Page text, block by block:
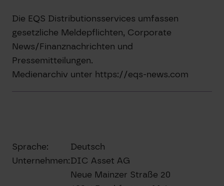
Die EQS Distributionsservices umfassen
gesetzliche Meldepflichten, Corporate
News/Finanznachrichten und
Pressemitteilungen.
Medienarchiv unter https://eqs-news.com
Sprache:
Deutsch
Unternehmen:DIC Asset AG
Neue Mainzer Straße 20